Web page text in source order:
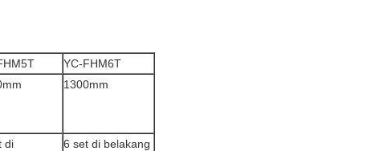
YC-FHM6T
1300mm
di
6 set di belakang